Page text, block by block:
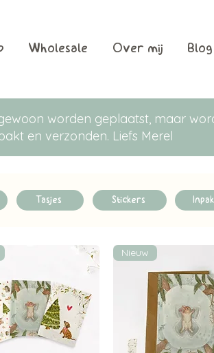
Wholesale Over mij Blog
worden geplaatst, maar
en verzonden. Liefs Merel
Tasjes Stickers
Nieuw